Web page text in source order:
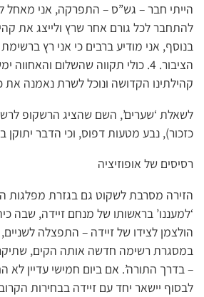
הייתי חבר – גש”ס – התפרקה, אני מאחל
בנוסף, אני מודיע ברבים כי אני רץ
הציבור. 4. כולי תקווה שהשלום
קהילתינו הקדושה ונוכל לשרת נאמנה את
לשאלת ‘שערים’, השם שהציג הרשקופ
כזכור), נבע מטעות דפוס, וכי הדבר
רסיסים של אופוזיציה
הזירה מסרבת לשקוט גם בגזרת מפלגות
‘למעננו’ בראשותו של מנחם זיידה, שבה
הולצמן לצידו של זיידה – התפצלה
במסגרת רשימה חדשה אותה הקים,
– בדרך התורה’. אם ביום חמישי עדיין לא
לבסוף יישאר יחד עם זיידה בבחירות